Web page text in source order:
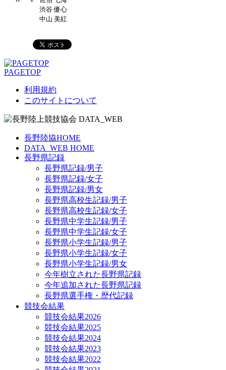
渋谷 優心
中山 美紅
PAGETOP
利用規約
このサイトについて
長野陸協HOME
DATA_WEB HOME
長野県記録
長野県記録/男子
長野県記録/女子
長野県記録/男女
長野県高校生記録/男子
長野県高校生記録/女子
長野県中学生記録/男子
長野県中学生記録/女子
長野県小学生記録/男子
長野県小学生記録/女子
長野県小学生記録/男女
今年樹立された長野県記録
今年追加された長野県記録
長野県選手権・歴代記録
競技会結果
競技会結果2026
競技会結果2025
競技会結果2024
競技会結果2023
競技会結果2022